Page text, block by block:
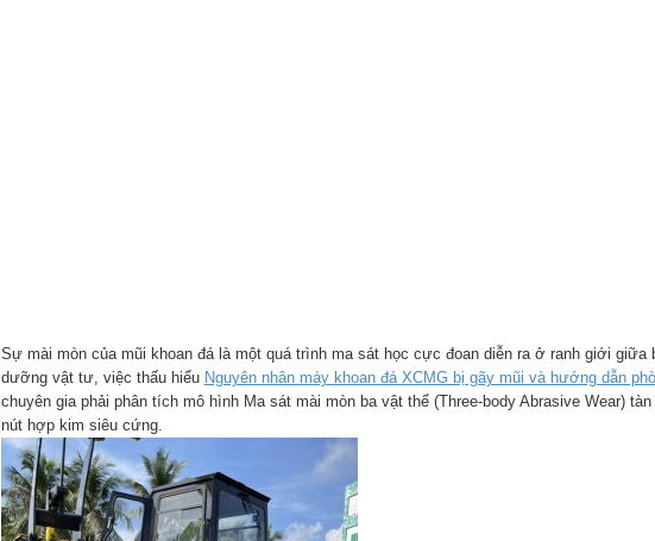
Sự mài mòn của mũi khoan đá là một quá trình ma sát học cực đoan diễn ra ở ranh giới giữa
dưỡng vật tư, việc thấu hiểu Nguyên nhân máy khoan đá XCMG bị gãy mũi và hướng dẫn
chuyên gia phải phân tích mô hình Ma sát mài mòn ba vật thể (Three-body Abrasive Wear)
nút hợp kim siêu cứng.